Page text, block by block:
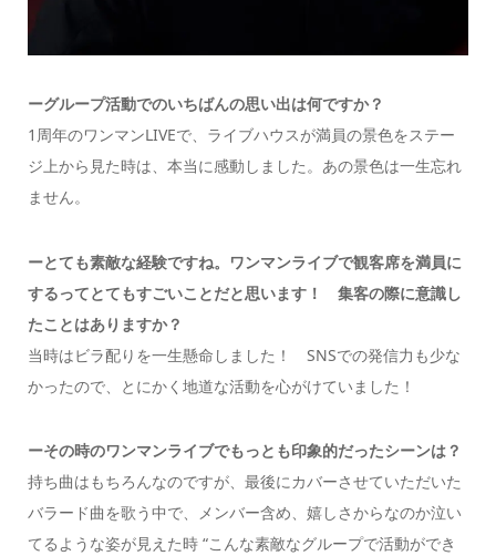
ーグループ活動でのいちばんの思い出は何ですか？
1周年のワンマンLIVEで、ライブハウスが満員の景色をステー
ジ上から見た時は、本当に感動しました。あの景色は一生忘れ
ません。
ーとても素敵な経験ですね。ワンマンライブで観客席を満員に
するってとてもすごいことだと思います！ 集客の際に意識し
たことはありますか？
当時はビラ配りを一生懸命しました！ SNSでの発信力も少な
かったので、とにかく地道な活動を心がけていました！
ーその時のワンマンライブでもっとも印象的だったシーンは？
持ち曲はもちろんなのですが、最後にカバーさせていただいた
バラード曲を歌う中で、メンバー含め、嬉しさからなのか泣い
てるような姿が見えた時 “こんな素敵なグループで活動ができ